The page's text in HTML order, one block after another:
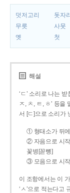
덧저고리 돗자리
무릇
사뭇
옛
첫
해설
‘ㄷ’ 소리로 나는
ㅈ, ㅊ, ㅌ, ㅎ’ 등을
서 [ㄷ]으로 소리가
① 형태소가 뒤에
② 자음으로 시
꽃병[꼳뼝]
③ 모음으로 시
이 조항에서는 이
‘ㅅ’으로 적는다고